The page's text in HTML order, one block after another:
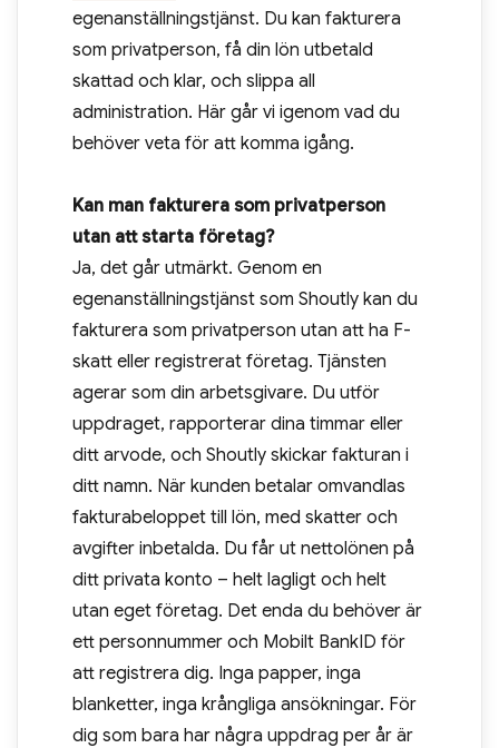
egenanställningstjänst. Du kan fakturera
som privatperson, få din lön utbetald
skattad och klar, och slippa all
administration. Här går vi igenom vad du
behöver veta för att komma igång.
Kan man fakturera som privatperson
utan att starta företag?
Ja, det går utmärkt. Genom en
egenanställningstjänst som Shoutly kan du
fakturera som privatperson utan att ha F-
skatt eller registrerat företag. Tjänsten
agerar som din arbetsgivare. Du utför
uppdraget, rapporterar dina timmar eller
ditt arvode, och Shoutly skickar fakturan i
ditt namn. När kunden betalar omvandlas
fakturabeloppet till lön, med skatter och
avgifter inbetalda. Du får ut nettolönen på
ditt privata konto – helt lagligt och helt
utan eget företag. Det enda du behöver är
ett personnummer och Mobilt BankID för
att registrera dig. Inga papper, inga
blanketter, inga krångliga ansökningar. För
dig som bara har några uppdrag per år är